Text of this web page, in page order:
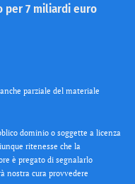
per 7 miliardi euro
parziale del materiale
dominio o soggette a licenza
ritenesse che la
è pregato di segnalarlo
nostra cura provvedere